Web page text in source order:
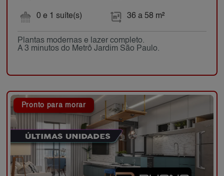
0 e 1 suíte(s) 36 a 58 m²
Plantas modernas e lazer completo.
A 3 minutos do Metrô Jardim São Paulo.
Pronto para morar